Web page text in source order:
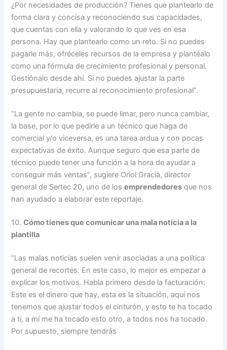
¿Por necesidades de producción? Tienes que plantearlo de
forma clara y concisa y reconociendo sus capacidades,
que cuentas con ella y valorando lo que ves en esa
persona. Hay que plantearlo como un reto. Si no puedes
pagarle más, ofréceles recursos de la empresa y plantéalo
como una fórmula de crecimiento profesional y personal.
Gestiónalo desde ahí. Si no puedes ajustar la parte
presupuestaria, recurre al reconocimiento profesional”.
“La gente no cambia, se puede limar, pero nunca cambiar,
la base, por lo que pedirle a un técnico que haga de
comercial y/o viceversa, es una tarea ardua y con pocas
expectativas de éxito. Aunque seguro que esa parte de
técnico puede tener una función a la hora de ayudar a
conseguir más ventas”, sugiere Oriol Gracià, director
general de Sertec 20, uno de losemprendedores que nos
han ayudado a elaborar este reportaje.
10.Cómo tienes que comunicar una mala noticia a la
plantilla
“Las malas noticias suelen venir asociadas a una política
general de recortes. En este caso, lo mejor es empezar a
explicar los motivos. Habla primero desde la facturación:
Este es el dinero que hay, esta es la situación, aquí nos
tenemos que ajustar todos el cinturón, y esto te ha tocado
a ti, a mí me ha tocado esto otro, a todos nos ha tocado.
Por supuesto, siempre tendrás